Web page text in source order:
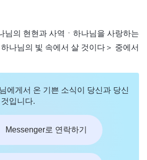
의 현현과 사역ㆍ하나님을 사랑하는
나님의 빛 속에서 살 것이다＞ 중에서
에게서 온 기쁜 소식이 당신과 당신
입니다.
Messenger로 연락하기